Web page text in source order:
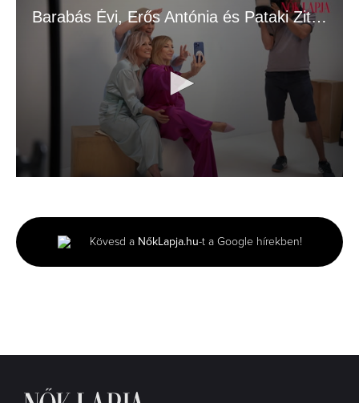
Barabás Évi, Erős Antónia és Pataki Zita a Nők Lapja címlapján
minutes,
1
second
Kövesd a NőkLapja.hu-t a Google hírekben!